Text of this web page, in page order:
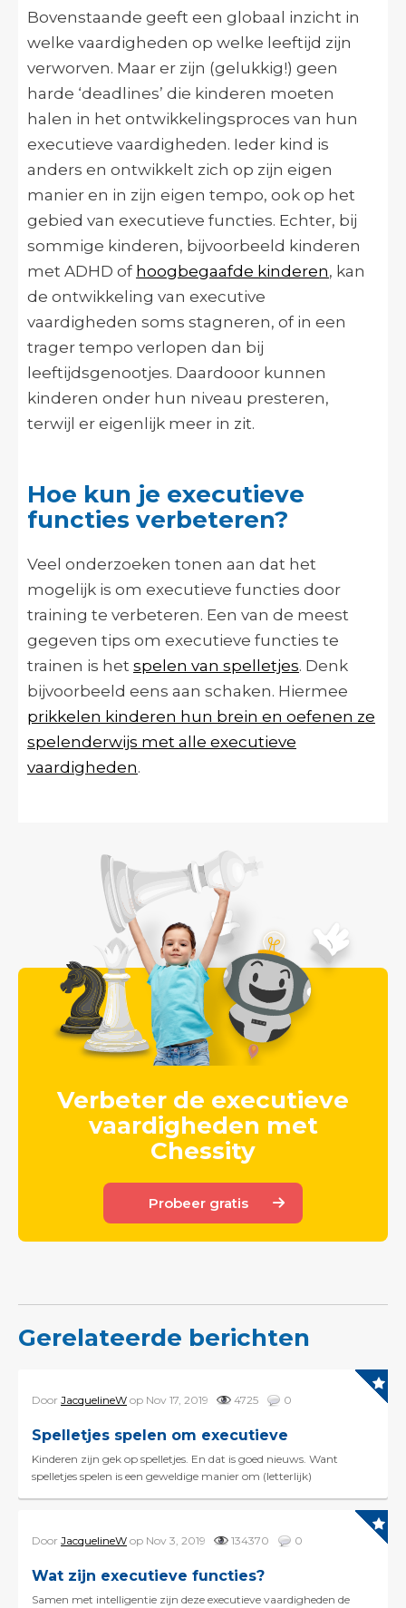
Bovenstaande geeft een globaal inzicht in
welke vaardigheden op welke leeftijd zijn
verworven. Maar er zijn (gelukkig!) geen
harde ‘deadlines’ die kinderen moeten
halen in het ontwikkelingsproces van hun
executieve vaardigheden. Ieder kind is
anders en ontwikkelt zich op zijn eigen
manier en in zijn eigen tempo, ook op het
gebied van executieve functies. Echter, bij
sommige kinderen, bijvoorbeeld kinderen
met ADHD of hoogbegaafde kinderen, kan
de ontwikkeling van executive
vaardigheden soms stagneren, of in een
trager tempo verlopen dan bij
leeftijdsgenootjes. Daardooor kunnen
kinderen onder hun niveau presteren,
terwijl er eigenlijk meer in zit.
Hoe kun je executieve
functies verbeteren?
Veel onderzoeken tonen aan dat het
mogelijk is om executieve functies door
training te verbeteren. Een van de meest
gegeven tips om executieve functies te
trainen is het spelen van spelletjes. Denk
bijvoorbeeld eens aan schaken. Hiermee
prikkelen kinderen hun brein en oefenen ze
spelenderwijs met alle executieve
vaardigheden.
Verbeter de executieve
vaardigheden met
Chessity
Probeer gratis
Gerelateerde berichten
Door JacquelineW op Nov 17, 2019 4725 0
Spelletjes spelen om executieve
Kinderen zijn gek op spelletjes. En dat is goed nieuws. Want
spelletjes spelen is een geweldige manier om (letterlijk)
Door JacquelineW op Nov 3, 2019 134370 0
Wat zijn executieve functies?
Samen met intelligentie zijn deze executieve vaardigheden de